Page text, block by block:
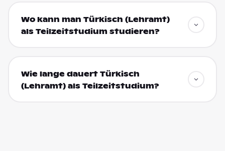
Wo kann man Türkisch (Lehramt)
als Teilzeitstudium studieren?
Wie lange dauert Türkisch
(Lehramt) als Teilzeitstudium?